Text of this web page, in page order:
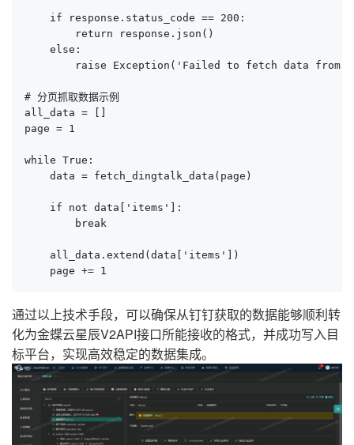
    if response.status_code == 200:
        return response.json()
    else:
raise Exception('Failed to fetch data from
# 分页抓取数据示例
all_data = []
page = 1
while True:
    data = fetch_dingtalk_data(page)
    if not data['items']:
        break
    all_data.extend(data['items'])
    page += 1
通过以上技术手段，可以确保从钉钉获取的数据能够顺利转
化为金蝶云星辰V2API接口所能接收的格式，并成功写入目
标平台，实现高效稳定的数据集成。